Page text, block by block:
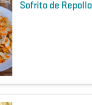
Sofrito de Repollo